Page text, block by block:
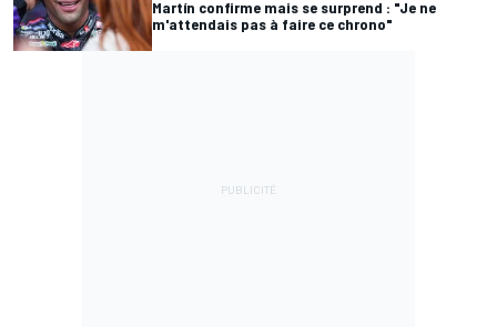
Martín confirme mais se surprend : "Je ne
m'attendais pas à faire ce chrono"